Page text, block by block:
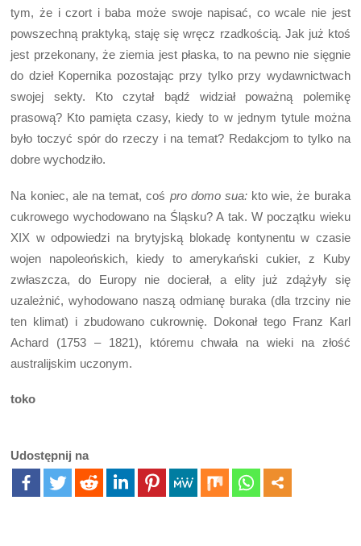
tym, że i czort i baba może swoje napisać, co wcale nie jest
powszechną praktyką, staję się wręcz rzadkością. Jak już ktoś
jest przekonany, że ziemia jest płaska, to na pewno nie sięgnie
do dzieł Kopernika pozostając przy tylko przy wydawnictwach
swojej sekty. Kto czytał bądź widział poważną polemikę
prasową? Kto pamięta czasy, kiedy to w jednym tytule można
było toczyć spór do rzeczy i na temat? Redakcjom to tylko na
dobre wychodziło.
Na koniec, ale na temat, coś pro domo sua: kto wie, że buraka
cukrowego wychodowano na Śląsku? A tak. W początku wieku
XIX w odpowiedzi na brytyjską blokadę kontynentu w czasie
wojen napoleońskich, kiedy to amerykański cukier, z Kuby
zwłaszcza, do Europy nie docierał, a elity już zdążyły się
uzależnić, wyhodowano naszą odmianę buraka (dla trzciny nie
ten klimat) i zbudowano cukrownię. Dokonał tego Franz Karl
Achard (1753 – 1821), któremu chwała na wieki na złość
australijskim uczonym.
toko
Udostępnij na